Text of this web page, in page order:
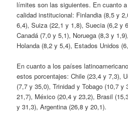
límites son las siguientes. En cuanto
calidad institucional: Finlandia (8,5 y
6,4), Suiza (22,1 y 1,8), Suecia (6,2 y
Canadá (7,0 y 5,1), Noruega (8,3 y
Holanda (8,2 y 5,4), Estados Unidos
En cuanto a los países
estos porcentajes: Chile (23,4 y 7,3),
(7,7 y 35,0), Trinidad y Tobago (10,7 y
21,7), México (20,4 y 23,2), Brasil
y 31,3), Argentina (26,8 y 20,1).